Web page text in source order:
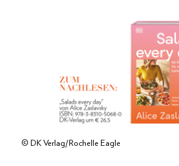
© DK Verlag/Rochelle Eagle